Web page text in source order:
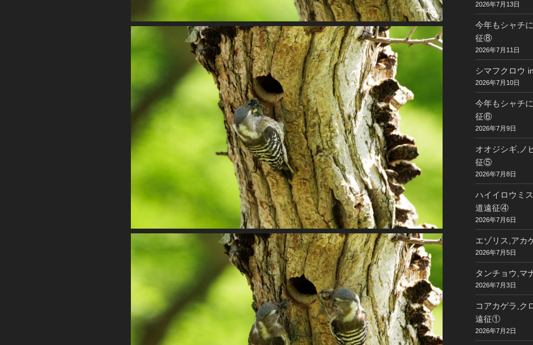
2026年7月13日
今年もシャチ
征⑧
2026年7月11日
シマフクロウ
2026年7月10日
今年もシャチ
征⑥
2026年7月9日
オオジシギ,ノ
征⑤
2026年7月8日
ハイイロウミ
道遠征④
2026年7月6日
エゾリス,アカ
2026年7月5日
タンチョウ,マ
2026年7月3日
コアカゲラ,ク
遠征①
2026年7月2日